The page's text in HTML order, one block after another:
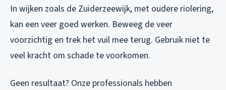
In wijken zoals de Zuiderzeewijk, met oudere riolering,
kan een veer goed werken. Beweeg de veer
voorzichtig en trek het vuil mee terug. Gebruik niet te
veel kracht om schade te voorkomen.
Geen resultaat? Onze professionals hebben